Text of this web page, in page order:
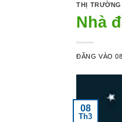
THỊ
Nhà
ĐĂNG VÀO
08
Th3